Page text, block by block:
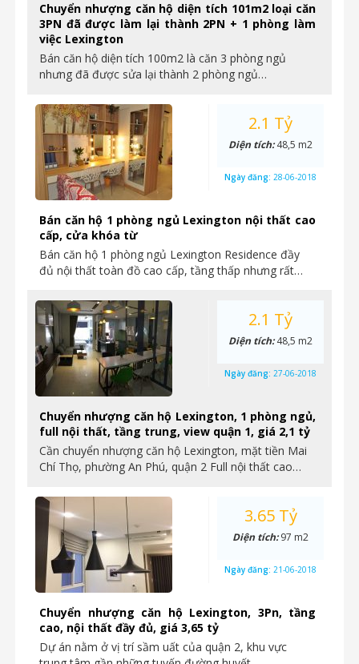
Chuyển nhượng căn hộ diện tích 101m2 loại căn
3PN đã được làm lại thành 2PN + 1 phòng làm
việc Lexington
Bán căn hộ diện tích 100m2 là căn 3 phòng ngủ
nhưng đã được sửa lại thành 2 phòng ngủ…
Bán căn hộ 1 phòng ngủ Lexington nội thất cao
cấp, cửa khóa từ
Bán căn hộ 1 phòng ngủ Lexington Residence đầy
đủ nội thất toàn đồ cao cấp, tầng thấp nhưng rất…
2.1 Tỷ
Diện tích:48,5 m2
Ngày đăng: 28-06-2018
Chuyển nhượng căn hộ Lexington, 1 phòng ngủ,
full nội thất, tầng trung, view quận 1, giá 2,1 tỷ
Cần chuyển nhượng căn hộ Lexington, mặt tiền Mai
Chí Thọ, phường An Phú, quận 2 Full nội thất cao…
2.1 Tỷ
Diện tích:48,5 m2
Ngày đăng: 27-06-2018
Chuyển nhượng căn hộ Lexington, 3Pn, tầng
cao, nội thất đầy đủ, giá 3,65 tỷ
Dự án nằm ở vị trí sầm uất của quận 2, khu vực
3.65 Tỷ
Diện tích:97 m2
Ngày đăng: 21-06-2018